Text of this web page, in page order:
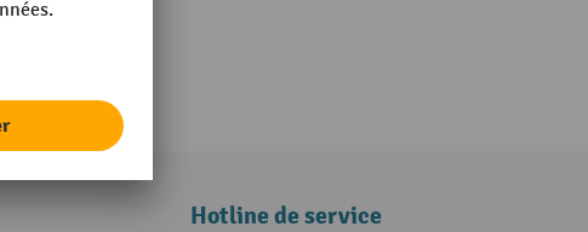
Hotline de service